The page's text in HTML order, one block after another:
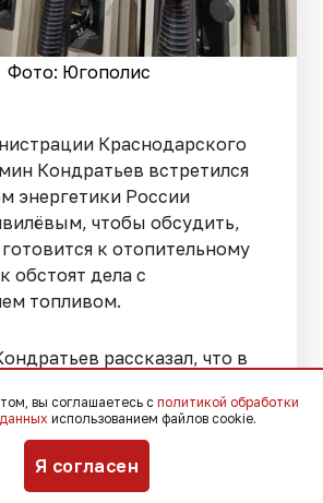
Фото: Югополис
Краснодарского
Кондратьев встретился
энергетики России
чтобы обсудить,
к отопительному
обстоят дела с
топливом.
рассказал, что в
котельных, плановые
тепловых
компании
профилактикой
вы соглашаетесь с политикой обработки
использованием файлов cookie.
Я согласен